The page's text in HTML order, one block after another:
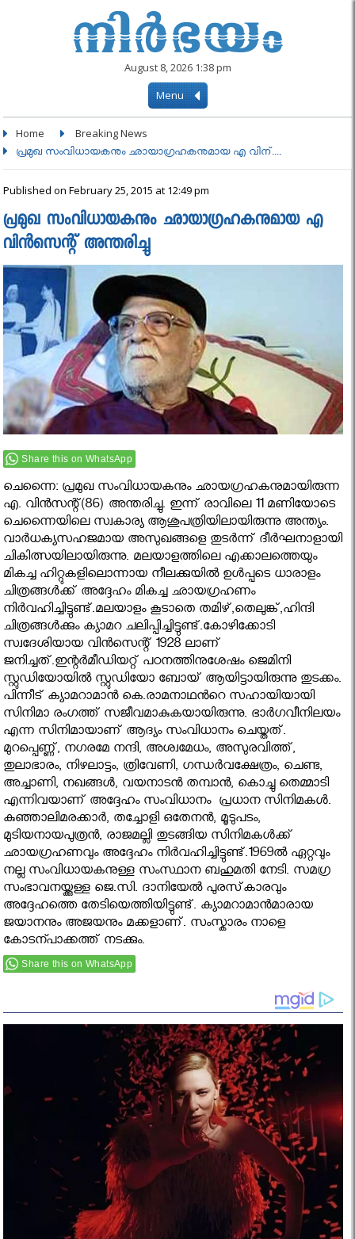
August 8, 2026 1:38 pm
Menu
Home Breaking News
പ്രമുഖ സംവിധായകനും ഛായാഗ്രഹകനുമായ എ വിന്....
Published on February 25, 2015 at 12:49 pm
പ്രമുഖ സംവിധായകനും ഛായാഗ്രഹകനുമായ എ
വിന്‍സെന്റ് അന്തരിച്ചു
Share this on WhatsApp
ചെന്നൈ: പ്രമുഖ സംവിധായകനും ഛായഗ്രഹകനുമായിരുന്ന
എ. വിന്‍സന്റ്(86) അന്തരിച്ചു. ഇന്ന് രാവിലെ 11 മണിയോടെ
ചെന്നൈയിലെ സ്വകാര്യ ആശുപത്രിയിലായിരുന്നു അന്ത്യം.
വാര്‍ധക്യസഹജമായ അസുഖങ്ങളെ തുടര്‍ന്ന് ദീര്‍ഘനാളായി
ചികിത്സയിലായിരുന്നു. മലയാളത്തിലെ എക്കാലത്തെയും
മികച്ച ഹിറ്റുകളിലൊന്നായ നീലക്കുയില്‍ ഉള്‍പ്പടെ ധാരാളം
ചിത്രങ്ങള്‍ക്ക് അദ്ദേഹം മികച്ച ഛായഗ്രഹണം
നിര്‍വഹിച്ചിട്ടുണ്ട്.മലയാളം കൂടാതെ തമിഴ്,തെലുങ്ക്,ഹിന്ദി
ചിത്രങ്ങള്‍ക്കും ക്യാമറ ചലിപ്പിച്ചിട്ടുണ്ട്.കോഴിക്കോടി
സ്വദേശിയായ വിന്‍സെന്റ് 1928 ലാണ്
ജനിച്ചത്.ഇന്റര്‍മീഡിയറ്റ് പഠനത്തിനുശേഷം ജെമിനി
സ്റ്റുഡിയോയില്‍ സ്റ്റുഡിയോ ബോയ് ആയിട്ടായിരുന്നു തുടക്കം.
പിന്നീട് ക്യാമറാമാന്‍ കെ.രാമനാഥൻറെ സഹായിയായി
സിനിമാ രംഗത്ത് സജീവമാകുകയായിരുന്നു. ഭാർഗവീനിലയം
എന്ന സിനിമായാണ് ആദ്യം സംവിധാനം ചെയ്തത്.
മുറപ്പെണ്ണ്, നഗരമേ നന്ദി, അശ്വമേധം, അസുരവിത്ത്,
തുലാഭാരം, നിഴലാട്ടം, ത്രിവേണി, ഗന്ധർവക്ഷേത്രം, ചെണ്ട,
അച്ചാണി, നഖങ്ങൾ, വയനാടൻ തമ്പാൻ, കൊച്ചു തെമ്മാടി
എന്നിവയാണ് അദ്ദേഹം സംവിധാനം പ്രധാന സിനിമകൾ.
കുഞ്ഞാലിമരക്കാര്‍, തച്ചോളി ഒതേനന്‍, മൂടുപടം,
മുടിയനായപുത്രന്‍, രാജമല്ലി തുടങ്ങിയ സിനിമകള്‍ക്ക്
ഛായഗ്രഹണവും അദ്ദേഹം നിര്‍വഹിച്ചിട്ടുണ്ട്.1969ല്‍ ഏറ്റവും
നല്ല സംവിധായകനുള്ള സംസ്ഥാന ബഹുമതി നേടി. സമഗ്ര
സംഭാവനയ്ക്കുള്ള ജെ.സി. ദാനിയേല്‍ പുരസ്‌കാരവും
അദ്ദേഹത്തെ തേടിയെത്തിയിട്ടുണ്ട്. ക്യാമറാമാന്‍മാരായ
ജയാനനും അജയനും മക്കളാണ്. സംസ്കാരം നാളെ
കോടന്പാക്കത്ത് നടക്കും.
Share this on WhatsApp